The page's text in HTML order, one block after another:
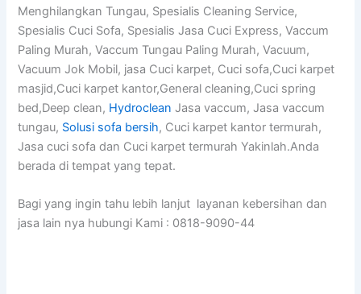
Menghilangkan Tungau, Spesialis Cleaning Service,
Spesialis Cuci Sofa, Spesialis Jasa Cuci Express, Vaccum
Paling Murah, Vaccum Tungau Paling Murah, Vacuum,
Vacuum Jok Mobil, jasa Cuci karpet, Cuci sofa,Cuci karpet
masjid,Cuci karpet kantor,General cleaning,Cuci spring
bed,Deep clean, Hydroclean Jasa vaccum, Jasa vaccum
tungau, Solusi sofa bersih, Cuci karpet kantor termurah,
Jasa cuci sofa dan Cuci karpet termurah Yakinlah.Anda
berada di tempat yang tepat.
Bagi yang ingin tahu lebih lanjut layanan kebersihan dan
jasa lain nya hubungi Kami : 0818-9090-44